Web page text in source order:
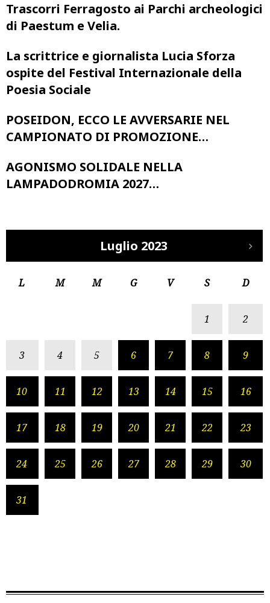
Trascorri Ferragosto ai Parchi archeologici
di Paestum e Velia.
La scrittrice e giornalista Lucia Sforza
ospite del Festival Internazionale della
Poesia Sociale
POSEIDON, ECCO LE AVVERSARIE NEL
CAMPIONATO DI PROMOZIONE…
AGONISMO SOLIDALE NELLA
LAMPADODROMIA 2027…
Luglio 2023
L M M G V S D
1 2
3 4 5 6 7 8 9
10 11 12 13 14 15 16
17 18 19 20 21 22 23
24 25 26 27 28 29 30
31